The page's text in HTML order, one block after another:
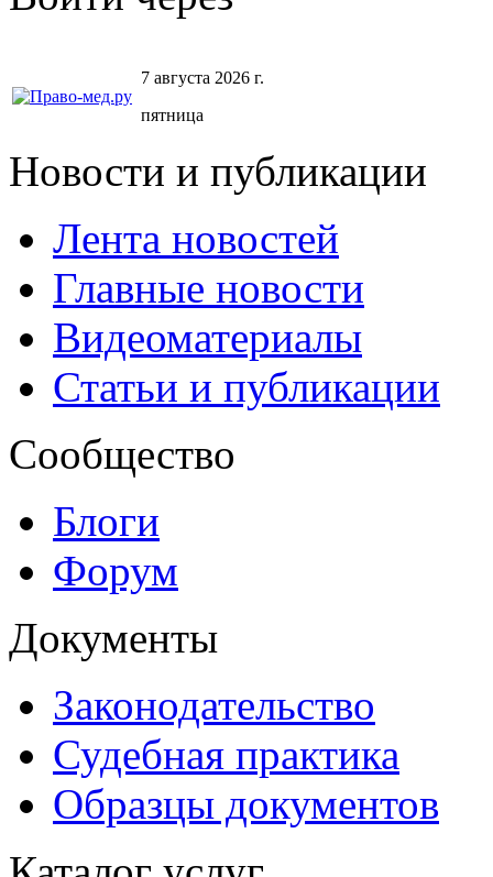
7 августа 2026 г.
пятница
Новости и публикации
Лента новостей
Главные новости
Видеоматериалы
Статьи и публикации
Сообщество
Блоги
Форум
Документы
Законодательство
Судебная практика
Образцы документов